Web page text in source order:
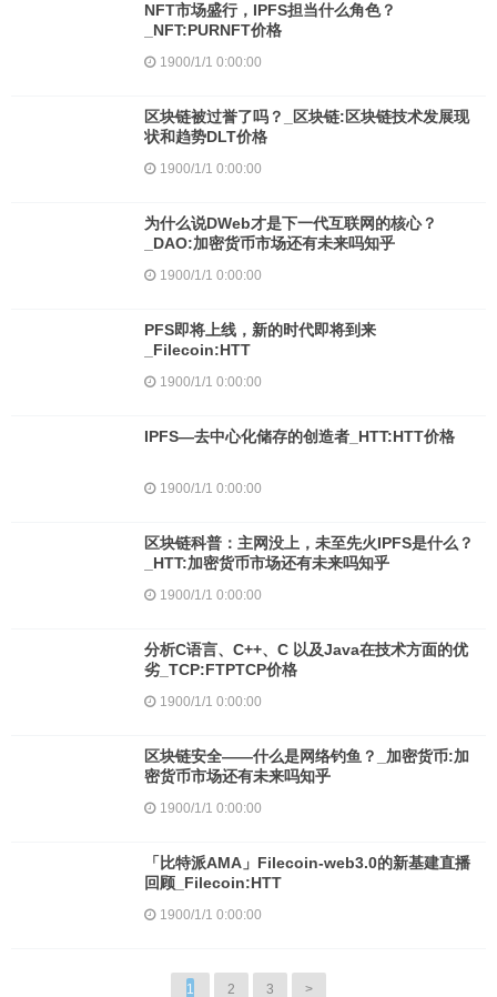
NFT市场盛行，IPFS担当什么角色？
_NFT:PURNFT价格
1900/1/1 0:00:00
区块链被过誉了吗？_区块链:区块链技术发展现
状和趋势DLT价格
1900/1/1 0:00:00
为什么说DWeb才是下一代互联网的核心？
_DAO:加密货币市场还有未来吗知乎
1900/1/1 0:00:00
PFS即将上线，新的时代即将到来
_Filecoin:HTT
1900/1/1 0:00:00
IPFS—去中心化储存的创造者_HTT:HTT价格
1900/1/1 0:00:00
区块链科普：主网没上，未至先火IPFS是什么？
_HTT:加密货币市场还有未来吗知乎
1900/1/1 0:00:00
分析C语言、C++、C 以及Java在技术方面的优
劣_TCP:FTPTCP价格
1900/1/1 0:00:00
区块链安全——什么是网络钓鱼？_加密货币:加
密货币市场还有未来吗知乎
1900/1/1 0:00:00
「比特派AMA」Filecoin-web3.0的新基建直播
回顾_Filecoin:HTT
1900/1/1 0:00:00
1 2 3 >